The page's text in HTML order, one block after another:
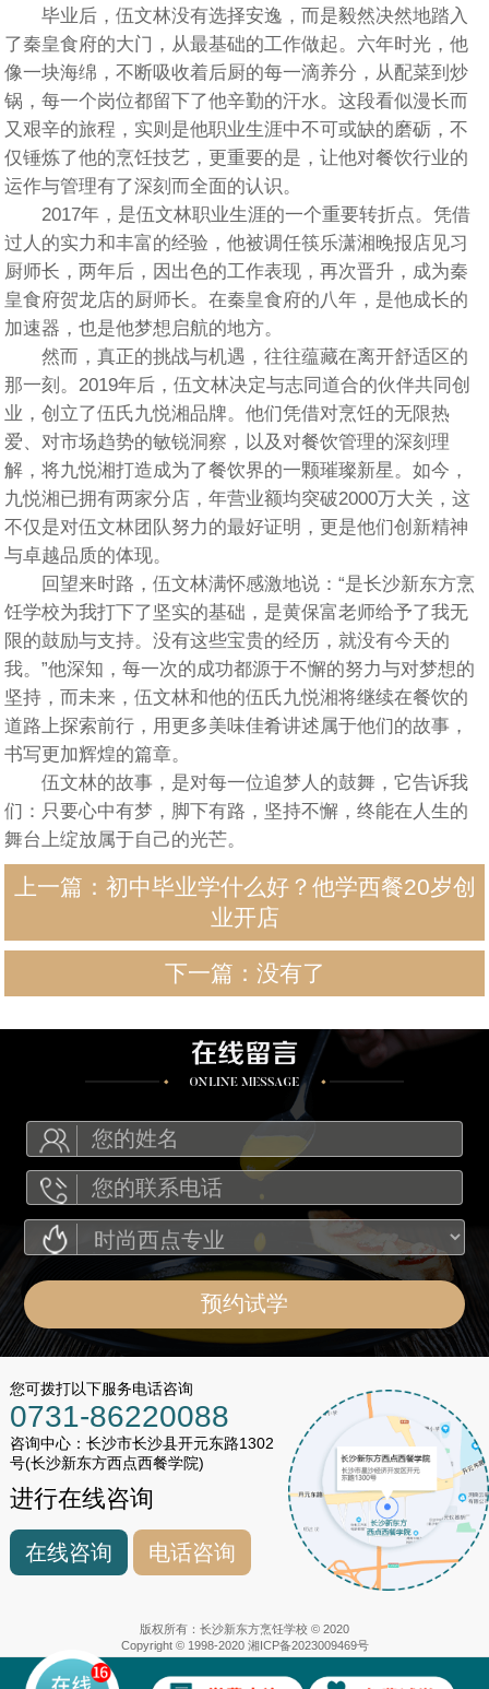
毕业后，伍文林没有选择安逸，而是毅然决然地踏入
了秦皇食府的大门，从最基础的工作做起。六年时光，他
像一块海绵，不断吸收着后厨的每一滴养分，从配菜到炒
锅，每一个岗位都留下了他辛勤的汗水。这段看似漫长而
又艰辛的旅程，实则是他职业生涯中不可或缺的磨砺，不
仅锤炼了他的烹饪技艺，更重要的是，让他对餐饮行业的
运作与管理有了深刻而全面的认识。
2017年，是伍文林职业生涯的一个重要转折点。凭借
过人的实力和丰富的经验，他被调任筷乐潇湘晚报店见习
厨师长，两年后，因出色的工作表现，再次晋升，成为秦
皇食府贺龙店的厨师长。在秦皇食府的八年，是他成长的
加速器，也是他梦想启航的地方。
然而，真正的挑战与机遇，往往蕴藏在离开舒适区的
那一刻。2019年后，伍文林决定与志同道合的伙伴共同创
业，创立了伍氏九悦湘品牌。他们凭借对烹饪的无限热
爱、对市场趋势的敏锐洞察，以及对餐饮管理的深刻理
解，将九悦湘打造成为了餐饮界的一颗璀璨新星。如今，
九悦湘已拥有两家分店，年营业额均突破2000万大关，这
不仅是对伍文林团队努力的最好证明，更是他们创新精神
与卓越品质的体现。
回望来时路，伍文林满怀感激地说：“是长沙新东方烹
饪学校为我打下了坚实的基础，是黄保富老师给予了我无
限的鼓励与支持。没有这些宝贵的经历，就没有今天的
我。”他深知，每一次的成功都源于不懈的努力与对梦想的
坚持，而未来，伍文林和他的伍氏九悦湘将继续在餐饮的
道路上探索前行，用更多美味佳肴讲述属于他们的故事，
书写更加辉煌的篇章。
伍文林的故事，是对每一位追梦人的鼓舞，它告诉我
们：只要心中有梦，脚下有路，坚持不懈，终能在人生的
舞台上绽放属于自己的光芒。
上一篇： 初中毕业学什么好？他学西餐20岁创
业开店
下一篇：没有了
您可拨打以下服务电话咨询
0731-86220088
咨询中心：长沙市长沙县开元东路1302
号(长沙新东方西点西餐学院)
进行在线咨询
在线咨询 电话咨询
版权所有：长沙新东方烹饪学校 © 2020
Copyright © 1998-2020 湘ICP备2023009469号